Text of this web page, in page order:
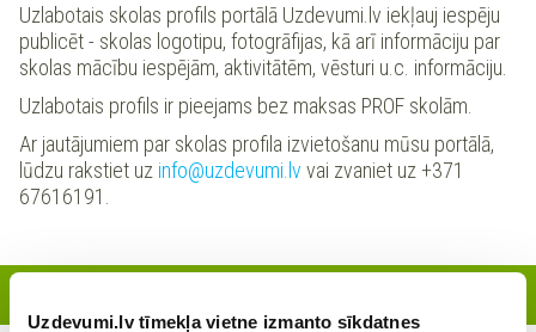
Uzdevumi.lv tīmekļa vietne izmanto sīkdatnes
Uzlabotais skolas profils portālā Uzdevumi.lv iekļauj iespēju
publicēt - skolas logotipu, fotogrāfijas, kā arī informāciju par
skolas mācību iespējām, aktivitātēm, vēsturi u.c. informāciju.
Uzlabotais profils ir pieejams bez maksas PROF skolām.
Ar jautājumiem par skolas profila izvietošanu mūsu portālā,
lūdzu rakstiet uz info@uzdevumi.lv vai zvaniet uz +371
67616191.